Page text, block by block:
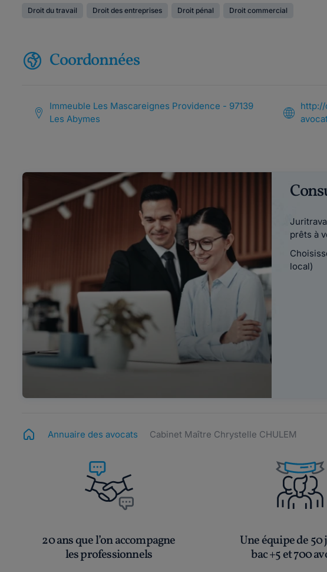
Droit du travail Droit des entreprises Droit pénal Droit commercial
Coordonnées
Immeuble Les Mascareignes Providence - 97139
Les Abymes
prêts à
local)
Annuaire des avocats Cabinet Maître Chrystelle CHULEM
20 ans que l’on accompagne
les professionnels
Une équipe de
bac +5 et 700